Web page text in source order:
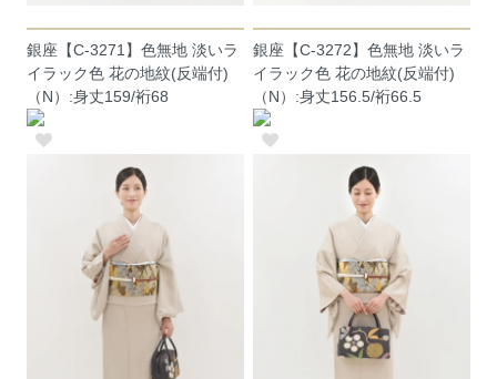
銀座【C-3271】色無地 淡いラ
イラック色 花の地紋(反端付)
（N）:身丈159/裄68
銀座【C-3272】色無地 淡いラ
イラック色 花の地紋(反端付)
（N）:身丈156.5/裄66.5